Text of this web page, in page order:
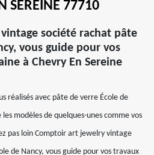
SEREINE 77710
société rachat pâte
vous guide pour vos
à Chevry En Sereine
réalisés avec pâte de verre École de
modèles de quelques-unes comme vos
pas loin Comptoir art jewelry vintage
de Nancy, vous guide pour vos travaux